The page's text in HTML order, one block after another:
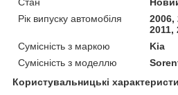
Стан
Рік випуску автомобіля
2006,
2011,
Сумісність з маркою
Kia
Сумісність з моделлю
Користувальницькі